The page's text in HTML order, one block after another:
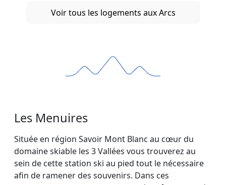
Voir tous les logements aux Arcs
Les Menuires
Située en région Savoir Mont Blanc au cœur du
domaine skiable les 3 Vallées vous trouverez au
sein de cette station ski au pied tout le nécessaire
afin de ramener des souvenirs. Dans ces